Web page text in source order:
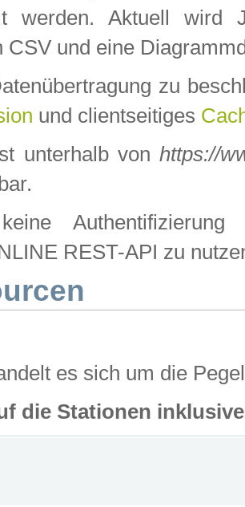
werden. Aktuell wird
CSV und eine
zu
und clientseitiges
unterhalb von https://
REST-API zu
es sich um die
die Stationen